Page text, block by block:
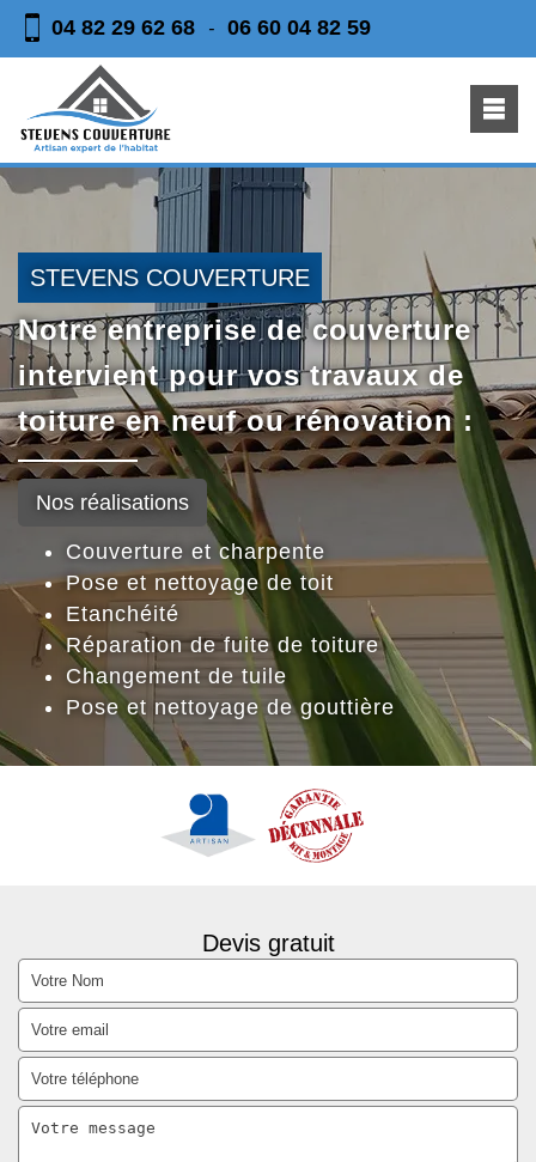
04 82 29 62 68 - 06 60 04 82 59
STEVENS COUVERTURE
Notre entreprise de couverture
intervient pour vos travaux de
toiture en neuf ou rénovation :
Nos réalisations
Couverture et charpente
Pose et nettoyage de toit
Etanchéité
Réparation de fuite de toiture
Changement de tuile
Pose et nettoyage de gouttière
Devis gratuit